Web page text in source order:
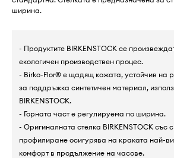
ширина.
- Продуктите BIRKENSTOCK се
екологичен производствен процес.
- Birko-Flor® е щадящ кожата, устойчив на
за поддръжка синтетичен материал,
BIRKENSTOCK.
- Горната част е регулируема по ширина.
- Оригиналната стелка BIRKENSTOCK със
профилиране осигурява на краката най-
комфорт в продължение на часове.